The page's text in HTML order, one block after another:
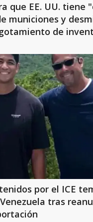
municiones y
de
por el ICE
tras